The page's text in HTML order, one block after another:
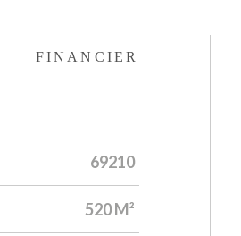
FINANCIER
69210
520 M²